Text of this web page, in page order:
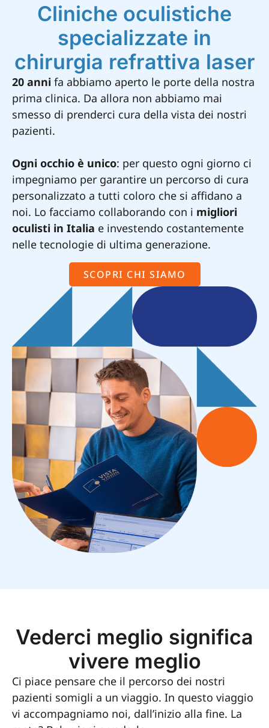
Cliniche oculistiche
specializzate in
chirurgia refrattiva laser
20 anni fa abbiamo aperto le porte della nostra
prima clinica. Da allora non abbiamo mai
smesso di prenderci cura della vista dei nostri
pazienti.
Ogni occhio è unico: per questo ogni giorno ci
impegniamo per garantire un percorso di cura
personalizzato a tutti coloro che si affidano a
noi. Lo facciamo collaborando con i migliori
oculisti in Italia e investendo costantemente
nelle tecnologie di ultima generazione.
SCOPRI CHI SIAMO
Vederci meglio significa
vivere meglio
Ci piace pensare che il percorso dei nostri
pazienti somigli a un viaggio. In questo viaggio
vi accompagniamo noi, dall’inizio alla fine. La